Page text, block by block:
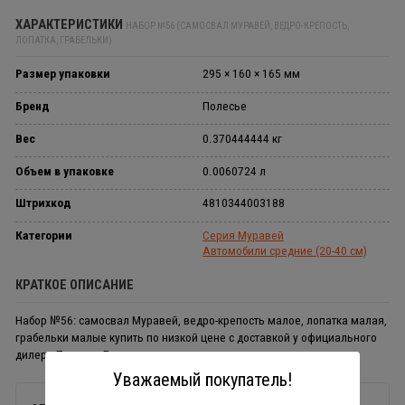
ХАРАКТЕРИСТИКИ НАБОР №56 (САМОСВАЛ МУРАВЕЙ, ВЕДРО-КРЕПОСТЬ,
ЛОПАТКА, ГРАБЕЛЬКИ)
Размер упаковки 295 × 160 × 165 мм
Бренд Полесье
Вес 0.370444444 кг
Объем в упаковке 0.0060724 л
Штрихкод 4810344003188
Категории
Серия Муравей
Автомобили средние (20-40 см)
КРАТКОЕ ОПИСАНИЕ
Набор №56: самосвал Муравей, ведро-крепость малое, лопатка малая,
грабельки малые купить по низкой цене с доставкой у официального
дилера Полесье Россия.
Уважаемый покупатель!